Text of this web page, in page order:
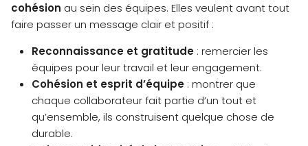
cohésion au sein des équipes. Elles veulent avant tout
faire passer un message clair et positif :
Reconnaissance et gratitude : remercier les
équipes pour leur travail et leur engagement.
Cohésion et esprit d’équipe : montrer que
chaque collaborateur fait partie d’un tout et
qu’ensemble, ils construisent quelque chose de
durable.